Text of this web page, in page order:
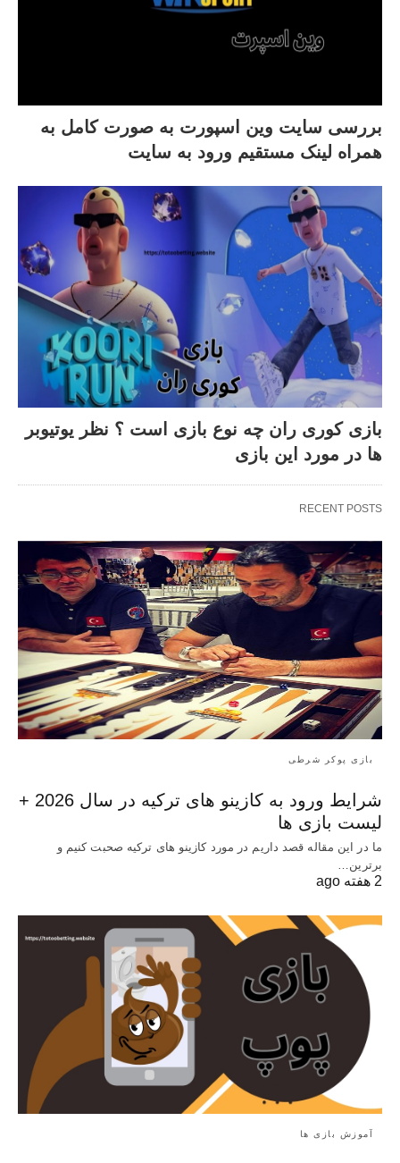
بررسی سایت وین اسپورت به صورت کامل به
همراه لینک مستقیم ورود به سایت
بازی کوری ران چه نوع بازی است ؟ نظر یوتیوبر
ها در مورد این بازی
RECENT POSTS
بازی پوکر شرطی
شرایط ورود به کازینو های ترکیه در سال 2026 +
لیست بازی ها
ما در این مقاله قصد داریم در مورد کازینو های ترکیه صحبت کنیم و
برترین…
2 هفته ago
آموزش بازی ها